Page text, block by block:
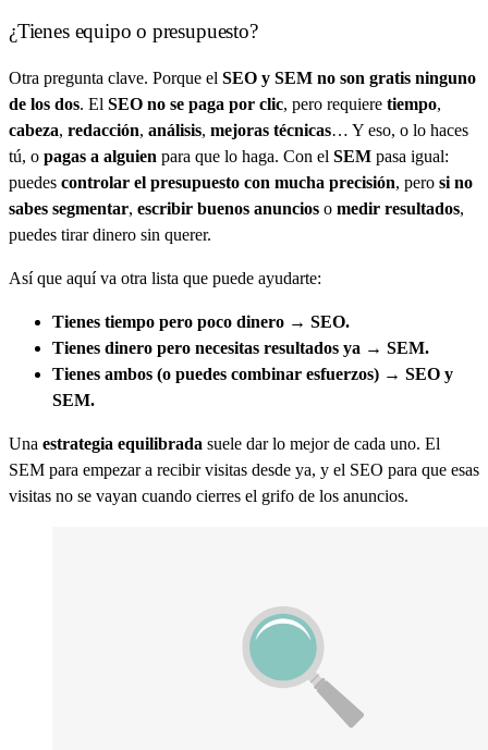
¿Tienes equipo o presupuesto?
Otra pregunta clave. Porque el SEO y SEM no son gratis ninguno
de los dos. El SEO no se paga por clic, pero requiere tiempo,
cabeza, redacción, análisis, mejoras técnicas… Y eso, o lo haces
tú, o pagas a alguien para que lo haga. Con el SEM pasa igual:
puedes controlar el presupuesto con mucha precisión, pero si no
sabes segmentar, escribir buenos anuncios o medir resultados,
puedes tirar dinero sin querer.
Así que aquí va otra lista que puede ayudarte:
Tienes tiempo pero poco dinero → SEO.
Tienes dinero pero necesitas resultados ya → SEM.
Tienes ambos (o puedes combinar esfuerzos) → SEO y
SEM.
Una estrategia equilibrada suele dar lo mejor de cada uno. El
SEM para empezar a recibir visitas desde ya, y el SEO para que esas
visitas no se vayan cuando cierres el grifo de los anuncios.